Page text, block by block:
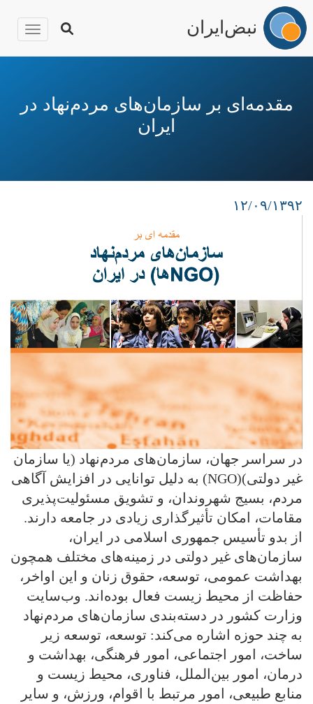
محتوای
نبض‌ایران
مقدمه‌ای بر سازمان‌های مردم‌نهاد در
ایران
۱۲/۰۹/۱۳۹۲
در سراسر جهان، سازمان‌های مردم‌نهاد (یا سازمان
غیر دولتی)(NGO) به دلیل توانایی در افزایش آگاهی
مردم، بسیج شهروندان، و تشویق مسئولیت‌پذیری
مقامات، امکان تأثیرگذاری زیادی در جامعه دارند.
از بدو تأسیس جمهوری اسلامی در ایران،
سازمان‌های غیر دولتی در زمینه‌های مختلف همچون
بهداشت عمومی، توسعه، حقوق زنان و این اواخر،
حفاظت از محیط زیست فعال بوده‌اند. وب‌سایت
وزارت کشور در دسته‌بندی سازمان‌های مردم‌نهاد
به چند حوزه اشاره می‌کند: توسعه، توسعه زیر
ساخت، امور اجتماعی، امور فرهنگی، بهداشت و
درمان، امور بین‌الملل، فناوری، محیط زیست و
منابع طبیعی، امور مرتبط با اقوام، ورزش، و سایر